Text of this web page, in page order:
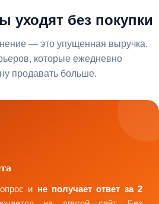
уходят без покупки
— это упущенная выручка.
которые ежедневно
продавать больше.
и не получает ответ за 2